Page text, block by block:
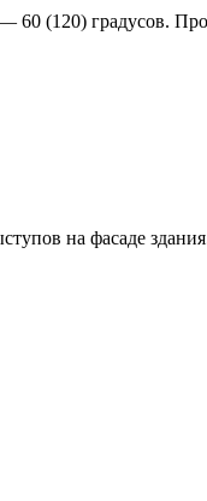
60 (120) градусов.
на фасаде